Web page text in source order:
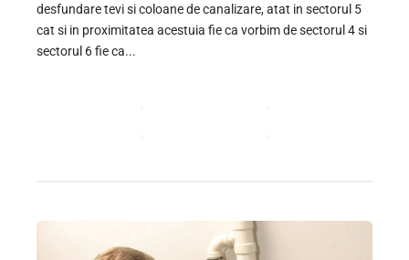
desfundare tevi si coloane de canalizare, atat in sectorul 5
cat si in proximitatea acestuia fie ca vorbim de sectorul 4 si
sectorul 6 fie ca...